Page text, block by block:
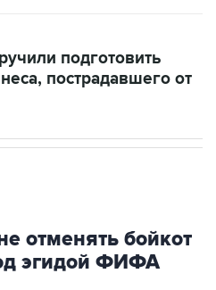
подготовить
пострадавшего от
отменять бойкот
эгидой ФИФА